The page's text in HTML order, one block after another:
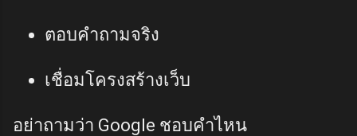
ตอบคำถามจริง
เชื่อมโครงสร้างเว็บ
อย่าถามว่า Google ชอบคำไหน